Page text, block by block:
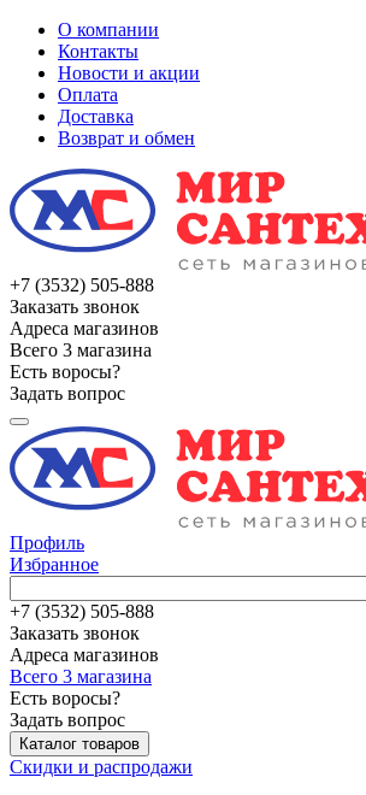
О компании
Контакты
Новости и акции
Оплата
Доставка
Возврат и обмен
+7 (3532) 505-888
Заказать звонок
Адреса магазинов
Всего 3 магазина
Есть воросы?
Задать вопрос
Профиль
Избранное
+7 (3532) 505-888
Заказать звонок
Адреса магазинов
Всего 3 магазина
Есть воросы?
Задать вопрос
Каталог товаров
Скидки и распродажи